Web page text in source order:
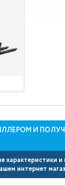
И
характеристики
интернет